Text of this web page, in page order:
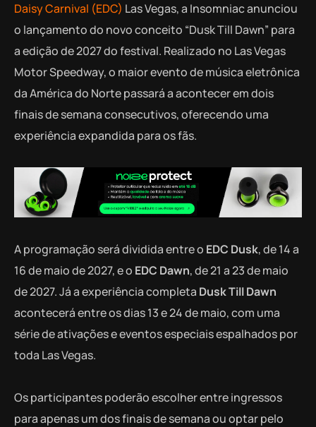
Daisy Carnival (EDC) Las Vegas, a Insomniac anunciou
o lançamento do novo conceito “Dusk Till Dawn” para
a edição de 2027 do festival. Realizado no Las Vegas
Motor Speedway, o maior evento de música eletrônica
da América do Norte passará a acontecer em dois
finais de semana consecutivos, oferecendo uma
experiência expandida para os fãs.
A programação será dividida entre o EDC Dusk, de 14 a
16 de maio de 2027, e o EDC Dawn, de 21 a 23 de maio
de 2027. Já a experiência completa Dusk Till Dawn
acontecerá entre os dias 13 e 24 de maio, com uma
série de ativações e eventos especiais espalhados por
toda Las Vegas.
Os participantes poderão escolher entre ingressos
para apenas um dos finais de semana ou optar pelo